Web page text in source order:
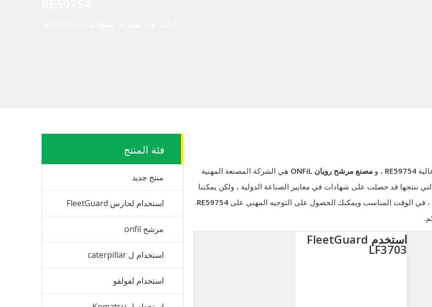
فئة المنتج
منتج جديد
استخدام لحارس FleetGuard
مرشح onfil
استخدام ل caterpillar
استخدام لفولفو
RE59754 ، و مصنع مرشح رويان ONFiL
هي الشركة المصنعة المهنية
ننتجها قد حصلت على شهادات في معايير الصناعة الدولية ، ولكن يمكننا
، في الوقت المناسب ويمكنك الحصول على التوجيه المهني على RE59754
.
استخدم FleetGuard
LF3703